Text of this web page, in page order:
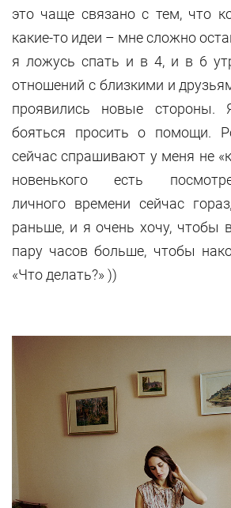
это чаще связано с тем, что
какие-то идеи – мне сложно
я ложусь спать и в 4, и в 6
отношений с близкими и
проявились новые стороны.
бояться просить о помощи.
сейчас спрашивают у меня не
новенького есть
личного времени сейчас
раньше, и я очень хочу, чтобы
пару часов больше, чтобы
«Что делать?» ))